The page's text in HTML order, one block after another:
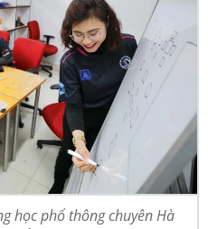
học phổ thông chuyên Hà